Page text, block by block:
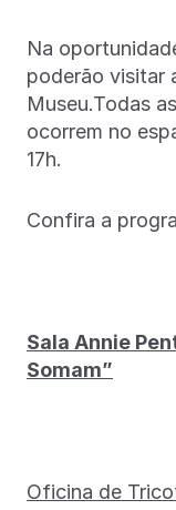
Na
poderão visitar
Museu.Todas
ocorrem no
17h.
Confira a
Sala Annie
Somam”
Oficina de